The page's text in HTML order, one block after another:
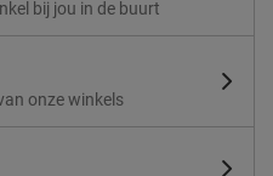
bij jou in de buurt
onze winkels